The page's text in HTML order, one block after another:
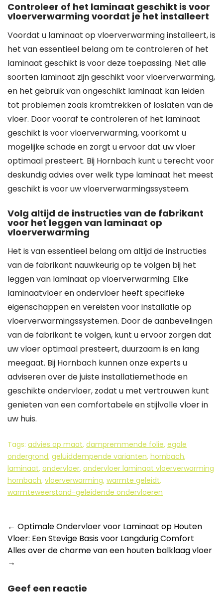
Controleer of het laminaat geschikt is voor
vloerverwarming voordat je het installeert
Voordat u laminaat op vloerverwarming installeert, is
het van essentieel belang om te controleren of het
laminaat geschikt is voor deze toepassing. Niet alle
soorten laminaat zijn geschikt voor vloerverwarming,
en het gebruik van ongeschikt laminaat kan leiden
tot problemen zoals kromtrekken of loslaten van de
vloer. Door vooraf te controleren of het laminaat
geschikt is voor vloerverwarming, voorkomt u
mogelijke schade en zorgt u ervoor dat uw vloer
optimaal presteert. Bij Hornbach kunt u terecht voor
deskundig advies over welk type laminaat het meest
geschikt is voor uw vloerverwarmingssysteem.
Volg altijd de instructies van de fabrikant
voor het leggen van laminaat op
vloerverwarming
Het is van essentieel belang om altijd de instructies
van de fabrikant nauwkeurig op te volgen bij het
leggen van laminaat op vloerverwarming. Elke
laminaatvloer en ondervloer heeft specifieke
eigenschappen en vereisten voor installatie op
vloerverwarmingssystemen. Door de aanbevelingen
van de fabrikant te volgen, kunt u ervoor zorgen dat
uw vloer optimaal presteert, duurzaam is en lang
meegaat. Bij Hornbach kunnen onze experts u
adviseren over de juiste installatiemethode en
geschikte ondervloer, zodat u met vertrouwen kunt
genieten van een comfortabele en stijlvolle vloer in
uw huis.
Tags: advies op maat, dampremmende folie, egale
ondergrond, geluiddempende varianten, hornbach,
laminaat, ondervloer, ondervloer laminaat vloerverwarming
hornbach, vloerverwarming, warmte geleidt,
warmteweerstand-geleidende ondervloeren
Berichtnavigatie
← Optimale Ondervloer voor Laminaat op Houten
Vloer: Een Stevige Basis voor Langdurig Comfort
Alles over de charme van een houten balklaag vloer
→
Geef een reactie